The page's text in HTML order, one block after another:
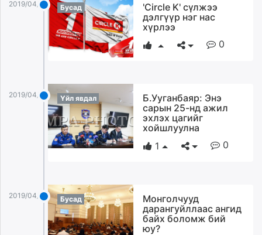
2019/04/08 Бусад
'Circle K' сүлжээ
дэлгүүр нэг нас
хүрлээ
0
2019/04/08 Үйл явдал
Б.Ууганбаяр: Энэ
сарын 25-нд ажил
эхлэх цагийг
хойшлуулна
1
0
2019/04/08 Бусад
Монголчууд
дарангуйллаас ангид
байх боломж бий
юу?